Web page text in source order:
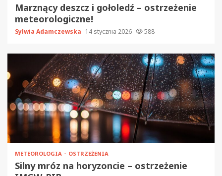
Marznący deszcz i gołoledź – ostrzeżenie
meteorologiczne!
Sylwia Adamczewska 14 stycznia 2026 588
METEOROLOGIA OSTRZEŻENIA
Silny mróz na horyzoncie – ostrzeżenie